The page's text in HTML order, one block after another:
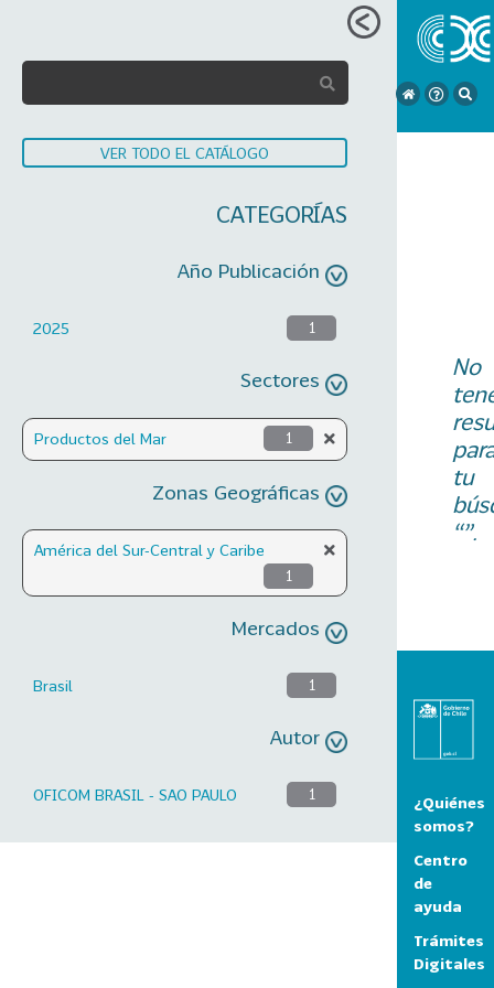
VER TODO EL CATÁLOGO
CATEGORÍAS
Año Publicación
2025 1
Sectores
Productos del Mar 1
Zonas Geográficas
América del Sur-Central y Caribe
1
Mercados
Brasil 1
Autor
OFICOM BRASIL - SAO PAULO 1
No
tu
“”.
¿Quiénes
somos?
Centro
de
ayuda
Trámites
Digitales